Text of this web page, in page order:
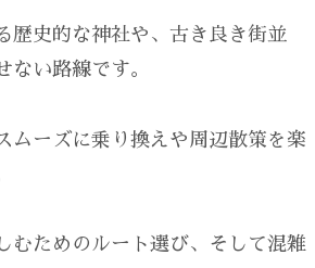
歴史的な神社や、古き良き街並
い路線です。
ムーズに乗り換えや周辺散策を楽
むためのルート選び、そして混雑